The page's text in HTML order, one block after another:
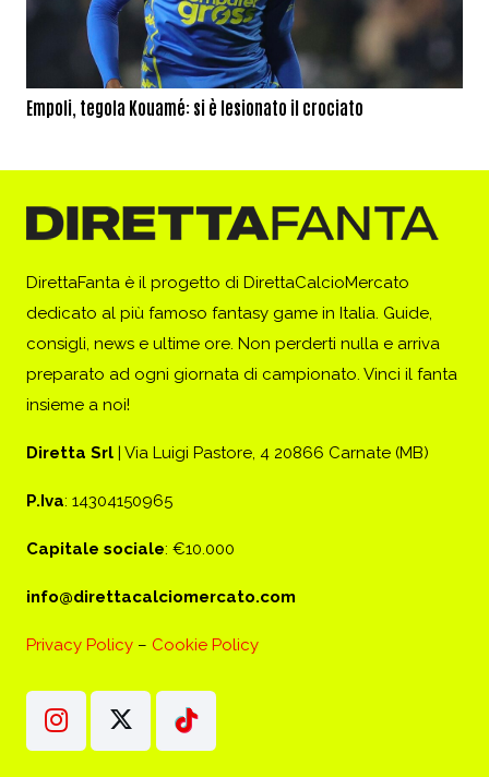
Empoli, tegola Kouamé: si è lesionato il crociato
DirettaFanta è il progetto di DirettaCalcioMercato
dedicato al più famoso fantasy game in Italia. Guide,
consigli, news e ultime ore. Non perderti nulla e arriva
preparato ad ogni giornata di campionato. Vinci il fanta
insieme a noi!
Diretta Srl | Via Luigi Pastore, 4 20866 Carnate (MB)
P.Iva: 14304150965
Capitale sociale: €10.000
info@direttacalciomercato.com
Privacy Policy – Cookie Policy